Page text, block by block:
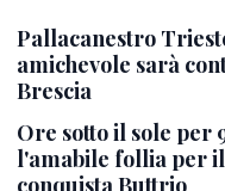
Pallacanestro
amichevole sarà
Brescia
Ore sotto il sole per
l'amabile follia per
conquista Buttrio